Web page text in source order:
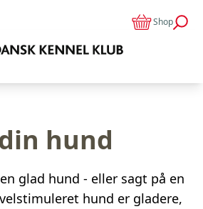
Shop
hund
glad hund - eller sagt på en
hund er gladere,